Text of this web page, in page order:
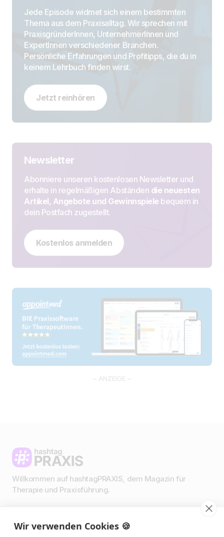
Jede Episode widmet sich einem bestimmten
Thema aus dem Praxisalltag. Wir sprechen mit
PraxisgründerInnen, UnternehmerInnen und
ExpertInnen verschiedener Branchen.
Persönliche Erfahrungen und Profitipps, die du in
keinem Lehrbuch finden wirst.
Jetzt reinhören
Newsletter
Abonniere unseren kostenlosen Newsletter und
erhalte in regelmäßigen Abständen die neuesten
Artikel, Angebote und Gewinnspiele bequem in
dein Postfach zugestellt.
Kostenlos anmelden
– ANZEIGE –
Willkommen auf hashtagPRAXIS, dem Magazin für
Therapie und Praxisführung.
Impressum & Datenschutz
Wir verwenden Cookies 🍪